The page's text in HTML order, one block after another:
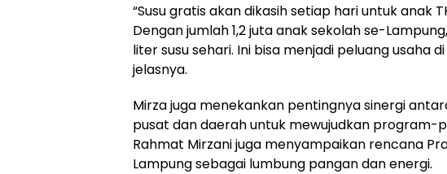
“Susu gratis akan dikasih setiap hari untuk anak
Dengan jumlah 1,2 juta anak sekolah se-
liter susu sehari. Ini bisa menjadi peluang usaha di
jelasnya.
Mirza juga menekankan pentingnya sinergi
pusat dan daerah untuk mewujudkan program-
Rahmat Mirzani juga menyampaikan rencana
Lampung sebagai lumbung pangan dan energi.